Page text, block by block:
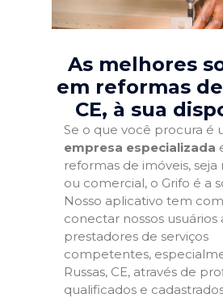
As melhores
em reformas de
CE, à sua
Se o que você procura é
empresa especializada
reformas de imóveis, seja
ou comercial, o Grifo é a
Nosso aplicativo tem
conectar nossos usuários
prestadores de serviços
competentes,
Russas, CE, através de
qualificados e